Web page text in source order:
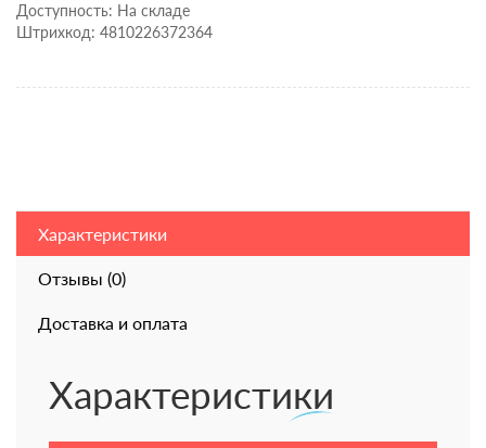
Доступность: На складе
Штрихкод: 4810226372364
Характеристики
Отзывы (0)
Доставка и оплата
Характеристики